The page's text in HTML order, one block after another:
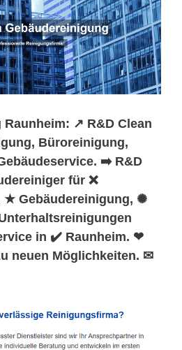
↗️ R&D Clean
Büroreinigung,
➡️ R&D
für ❌
★ Gebäudereinigung, ✺
in ✔️ Raunheim. ❤
neuen Möglichkeiten. ✉